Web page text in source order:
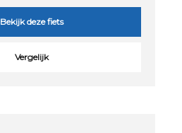
Bekijk deze fiets
Vergelijk